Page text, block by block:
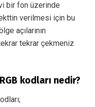
bir fon üzerinde
verilmesi için bu
açılarının
tekrar çekmeniz
kodları nedir?